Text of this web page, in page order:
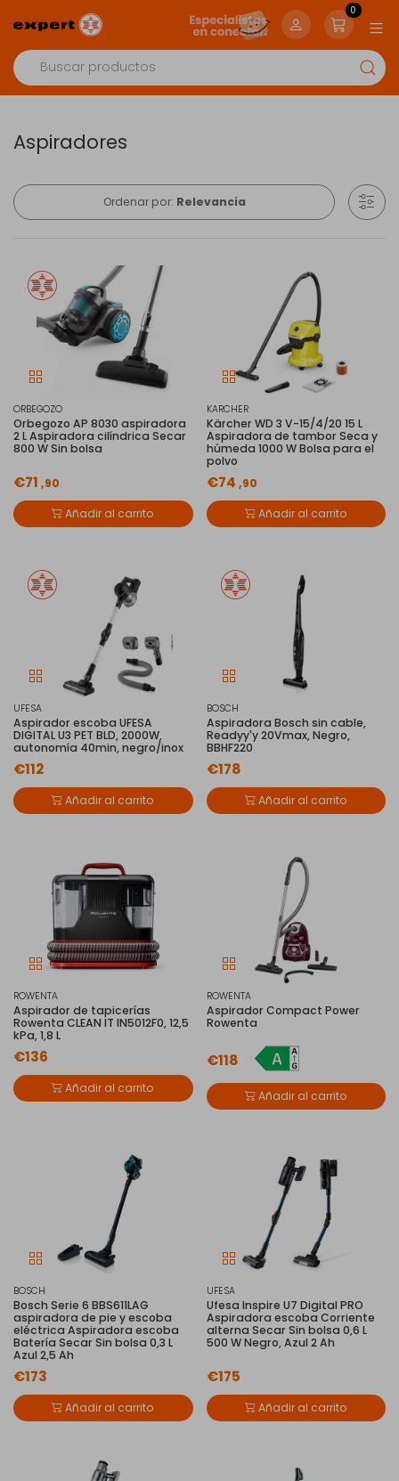
0
Aspiradores
Ordenar por: Relevancia
ORBEGOZO
Orbegozo AP 8030 aspiradora
2 L Aspiradora cilíndrica Secar
800 W Sin bolsa
€71 ,90
Añadir al carrito
KARCHER
Kärcher WD 3 V-15/4/20 15 L
Aspiradora de tambor Seca y
húmeda 1000 W Bolsa para el
polvo
€74 ,90
Añadir al carrito
UFESA
Aspirador escoba UFESA
DIGITAL U3 PET BLD, 2000W,
autonomía 40min, negro/inox
€112
Añadir al carrito
BOSCH
Aspiradora Bosch sin cable,
Readyy'y 20Vmax, Negro,
BBHF220
€178
Añadir al carrito
ROWENTA
Aspirador de tapicerías
Rowenta CLEAN IT IN5012F0, 12,5
kPa, 1,8 L
€136
Añadir al carrito
ROWENTA
Aspirador Compact Power
Rowenta
€118
Añadir al carrito
BOSCH
Bosch Serie 6 BBS611LAG
aspiradora de pie y escoba
eléctrica Aspiradora escoba
Batería Secar Sin bolsa 0,3 L
Azul 2,5 Ah
€173
Añadir al carrito
UFESA
Ufesa Inspire U7 Digital PRO
Aspiradora escoba Corriente
alterna Secar Sin bolsa 0,6 L
500 W Negro, Azul 2 Ah
€175
Añadir al carrito